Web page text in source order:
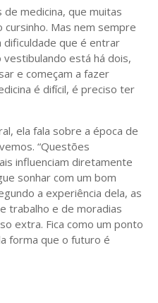
medicina, que muitas
Mas nem sempre
que é entrar
vestibulando está há dois,
e começam a fazer
é difícil, é preciso ter
ela fala sobre a época de
“Questões
influenciam diretamente
sonhar com um bom
a experiência dela, as
trabalho e de moradias
extra. Fica como um ponto
forma que o futuro é